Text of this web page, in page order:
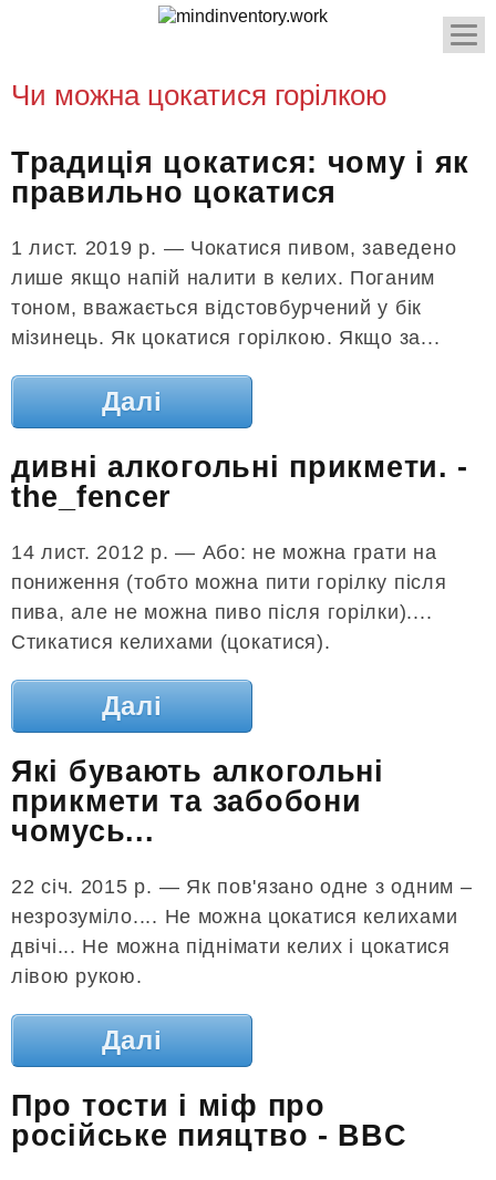
Чи можна цокатися горілкою
Традиція цокатися: чому і як
правильно цокатися
1 лист. 2019 р. — Чокатися пивом, заведено
лише якщо напій налити в келих. Поганим
тоном, вважається відстовбурчений у бік
мізинець. Як цокатися горілкою. Якщо за...
Далі
дивні алкогольні прикмети. -
the_fencer
14 лист. 2012 р. — Або: не можна грати на
пониження (тобто можна пити горілку після
пива, але не можна пиво після горілки)....
Стикатися келихами (цокатися).
Далі
Які бувають алкогольні
прикмети та забобони
чомусь...
22 січ. 2015 р. — Як пов'язано одне з одним –
незрозуміло.... Не можна цокатися келихами
двічі... Не можна піднімати келих і цокатися
лівою рукою.
Далі
Про тости і міф про
російське пияцтво - BBC